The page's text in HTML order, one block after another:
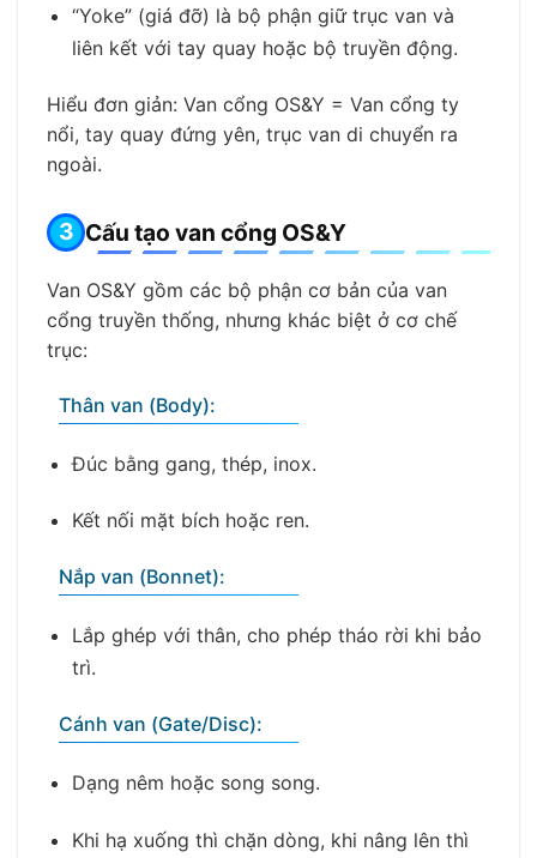
“Yoke” (giá đỡ) là bộ phận giữ trục van và
liên kết với tay quay hoặc bộ truyền động.
Hiểu đơn giản: Van cổng OS&Y = Van cổng ty
nổi, tay quay đứng yên, trục van di chuyển ra
ngoài.
Cấu tạo van cổng OS&Y
Van OS&Y gồm các bộ phận cơ bản của van
cổng truyền thống, nhưng khác biệt ở cơ chế
trục:
Thân van (Body):
Đúc bằng gang, thép, inox.
Kết nối mặt bích hoặc ren.
Nắp van (Bonnet):
Lắp ghép với thân, cho phép tháo rời khi bảo
trì.
Cánh van (Gate/Disc):
Dạng nêm hoặc song song.
Khi hạ xuống thì chặn dòng, khi nâng lên thì